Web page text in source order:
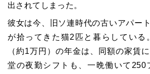
出されてしまった。
彼女は今、旧ソ連時代の古いアパー
が拾ってきた猫2匹と暮らしている
（約1万円）の年金は、同額の家賃
堂の夜勤シフトも、一晩働いて250